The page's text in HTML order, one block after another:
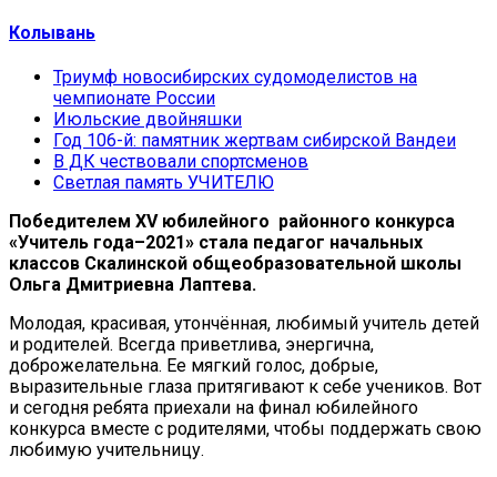
Колывань
Триумф новосибирских судомоделистов на
чемпионате России
Июльские двойняшки
Год 106-й: памятник жертвам сибирской Вандеи
В ДК чествовали спортсменов
Светлая память УЧИТЕЛЮ
Победителем XV юбилейного районного конкурса
«Учитель года–2021» стала педагог начальных
классов Скалинской общеобразовательной школы
Ольга Дмитриевна Лаптева.
Молодая, красивая, утончённая, любимый учитель детей
и родителей. Всегда приветлива, энергична,
доброжелательна. Ее мягкий голос, добрые,
выразительные глаза притягивают к себе учеников. Вот
и сегодня ребята приехали на финал юбилейного
конкурса вместе с родителями, чтобы поддержать свою
любимую учительницу.